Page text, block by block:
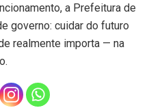
a Prefeitura de
governo: cuidar do futuro
realmente importa — na